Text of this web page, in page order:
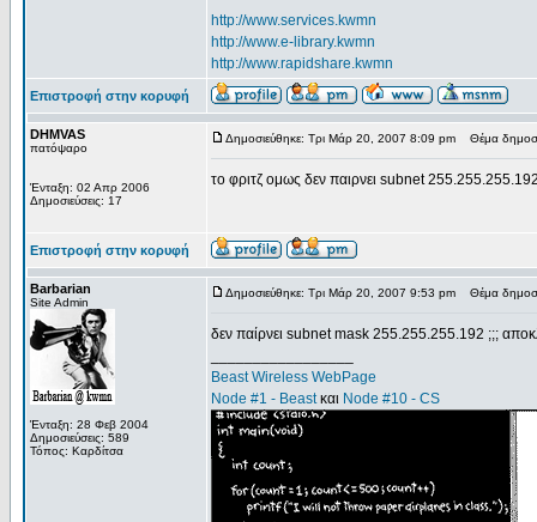
http://www.services.kwmn
http://www.e-library.kwmn
http://www.rapidshare.kwmn
Επιστροφή στην κορυφή
DHMVAS
πατόψαρο
Ένταξη: 02 Απρ 2006
Δημοσιεύσεις: 17
Δημοσιεύθηκε: Τρι Μάρ 20, 2007 8:09 pm Θέμα
το φριτζ ομως δεν παιρνει subnet
Επιστροφή στην κορυφή
Barbarian
Site Admin
Ένταξη: 28 Φεβ 2004
Δημοσιεύσεις: 589
Τόπος: Καρδίτσα
Δημοσιεύθηκε: Τρι Μάρ 20, 2007 9:53 pm Θέμα
δεν παίρνει subnet mask 255.255.255.192 ;;;
Beast Wireless WebPage
Node #1 - Beastκαι Node #10 - CS